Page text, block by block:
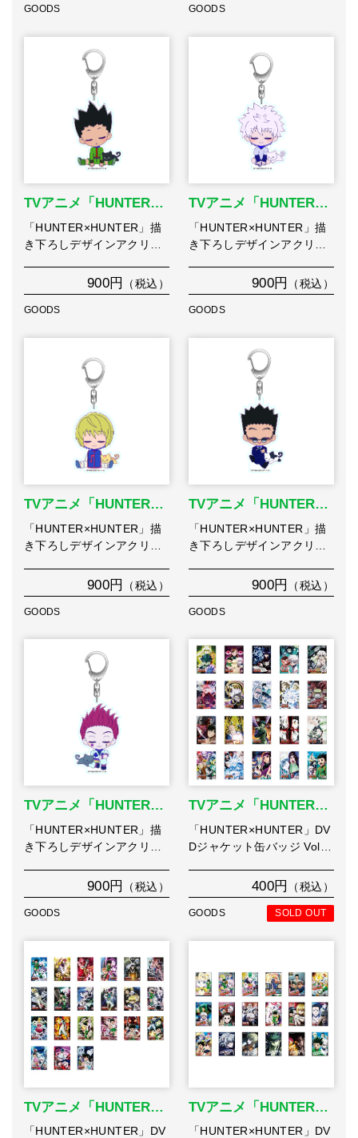
GOODS GOODS
TVアニメ「HUNTER…
「HUNTER×HUNTER」描
き下ろしデザインアクリ…
900円 （税込）
GOODS
TVアニメ「HUNTER…
「HUNTER×HUNTER」描
き下ろしデザインアクリ…
900円 （税込）
GOODS
TVアニメ「HUNTER…
「HUNTER×HUNTER」描
き下ろしデザインアクリ…
900円 （税込）
GOODS
TVアニメ「HUNTER…
「HUNTER×HUNTER」描
き下ろしデザインアクリ…
900円 （税込）
GOODS
TVアニメ「HUNTER…
「HUNTER×HUNTER」描
き下ろしデザインアクリ…
900円 （税込）
GOODS
TVアニメ「HUNTER…
「HUNTER×HUNTER」DV
Dジャケット缶バッジ Vol…
400円 （税込）
GOODS SOLD OUT
TVアニメ「HUNTER…
「HUNTER×HUNTER」DV
TVアニメ「HUNTER…
「HUNTER×HUNTER」DV